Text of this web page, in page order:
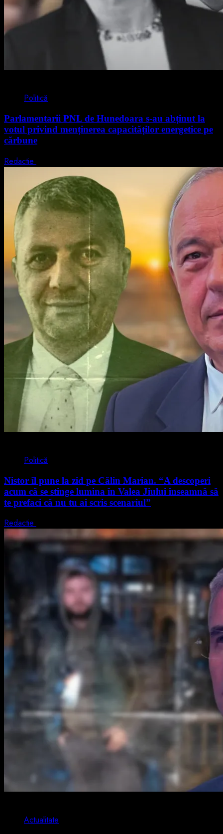
Politică
Parlamentarii PNL de Hunedoara s-au abținut la
votul privind menținerea capacităților energetice pe
cărbune
Redactie
Politică
Nistor îl pune la zid pe Călin Marian. “A descoperi
acum că se stinge lumina în Valea Jiului înseamnă să
te prefaci că nu tu ai scris scenariul”
Redactie
Actualitate